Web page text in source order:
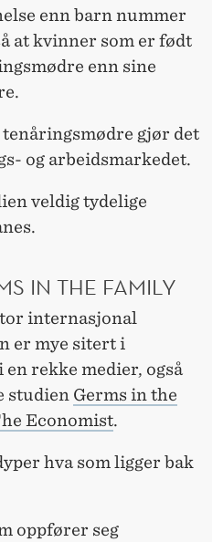
enn barn nummer
at kvinner som er født
enn sine
gjør det
og arbeidsmarkedet.
veldig tydelige
IN THE FAMILY
internasjonal
er mye sitert i
en rekke medier, også
studien Germs in the
Economist.
hva som ligger bak
oppfører seg